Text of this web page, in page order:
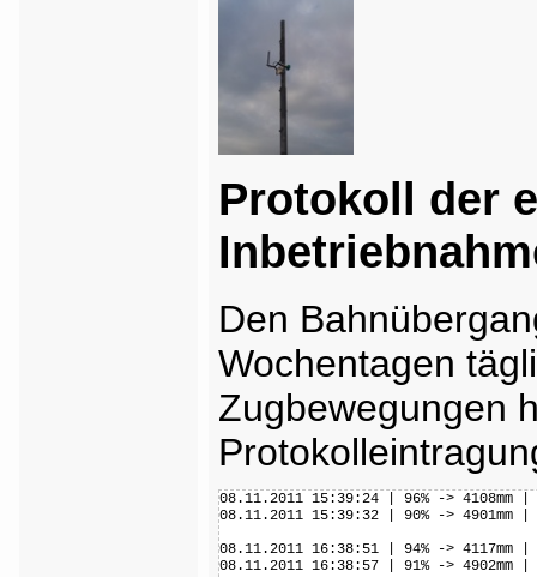
Protokoll der
Den
Wochentagen
Zugbewegungen
08.11.2011 15:39:24 | 96% -> 4108mm |
08.11.2011 15:39:32 | 90% -> 4901mm |
08.11.2011 16:38:51 | 94% -> 4117mm |
08.11.2011 16:38:57 | 91% -> 4902mm |